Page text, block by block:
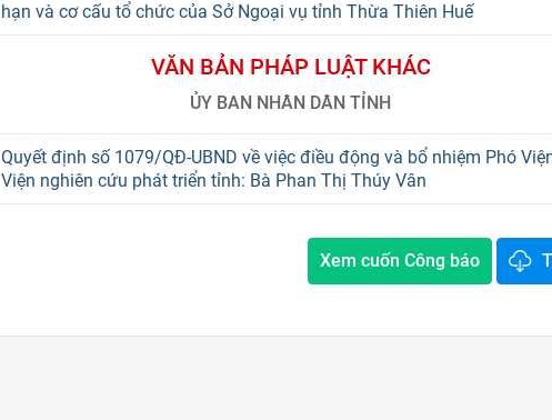
hạn và cơ cấu tổ chức của Sở Ngoại vụ tỉnh Thừa Thiên Huế
VĂN BẢN PHÁP LUẬT KHÁC
ỦY BAN NHÂN DÂN TỈNH
Quyết định số 1079/QĐ-UBND về việc điều động và bổ nhiệm Phó
Viện nghiên cứu phát triển tỉnh: Bà Phan Thị Thúy Vân
Xem cuốn Công báo